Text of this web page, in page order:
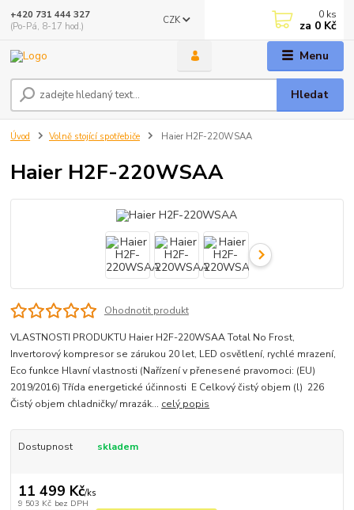
Menu
CZK
Hledat
+420 731 444 327
(Po-Pá, 8-17 hod.)
0 ks
za 0 Kč
Úvod Volně stojící spotřebiče Haier H2F-220WSAA
Haier H2F-220WSAA
Ohodnotit produkt
VLASTNOSTI PRODUKTU Haier H2F-220WSAA Total No Frost,
Invertorový kompresor se zárukou 20 let, LED osvětlení, rychlé mrazení,
Eco funkce Hlavní vlastnosti (Nařízení v přenesené pravomoci: (EU)
2019/2016) Třída energetické účinnosti E Celkový čistý objem (l) 226
Čistý objem chladničky/ mrazák... celý popis
Dostupnost skladem
11 499 Kč/ks
9 503 Kč bez DPH